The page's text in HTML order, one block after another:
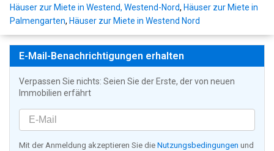
Häuser zur Miete in Westend, Westend-Nord, Häuser zur Miete in
Palmengarten, Häuser zur Miete in Westend Nord
E-Mail-Benachrichtigungen erhalten
Verpassen Sie nichts: Seien Sie der Erste, der von neuen
Immobilien erfährt
Mit der Anmeldung akzeptieren Sie die Nutzungsbedingungen und